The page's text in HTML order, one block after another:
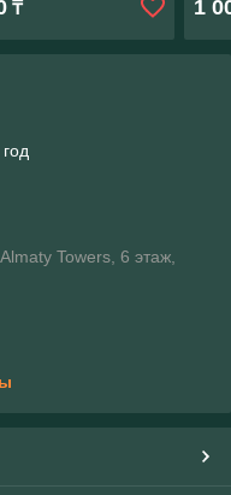
₸ 1
Towers, 6 этаж,